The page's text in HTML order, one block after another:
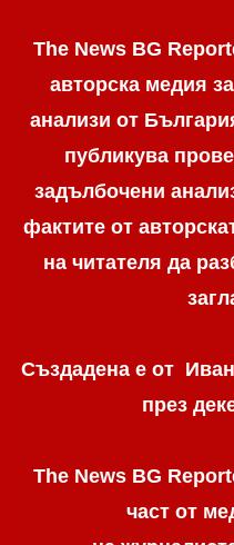
The News BG
авторска медия
анализи от
публикува
задълбочени
фактите от
на читателя да
Създадена е от
през
The News BG
част от